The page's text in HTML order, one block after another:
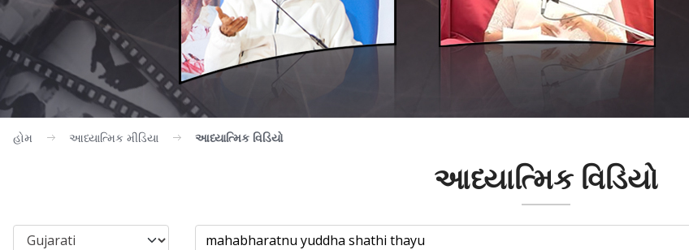
હોમ આધ્યાત્મિક મીડિયા આધ્યાત્મિક વિડિયો
આધ્યાત્મિક વિડિયો